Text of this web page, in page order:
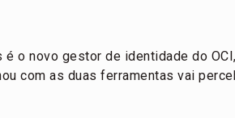
é o novo gestor de identidade do
com as duas ferramentas vai